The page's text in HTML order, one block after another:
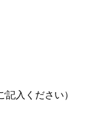
入ください）